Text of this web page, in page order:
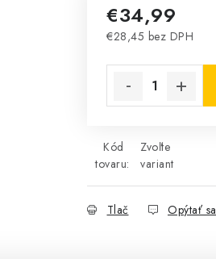
€34,99
€28,45 bez DPH
Kód
tovaru:
Zvoľte
variant
Tlač Opýtať sa